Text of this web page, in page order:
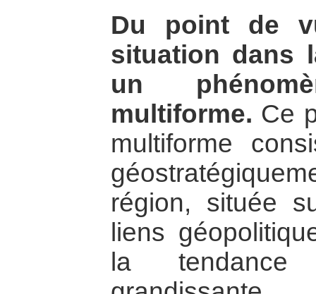
Du point de
situation dans
un
multiforme. Ce
multiforme
région, située
liens
la tendance